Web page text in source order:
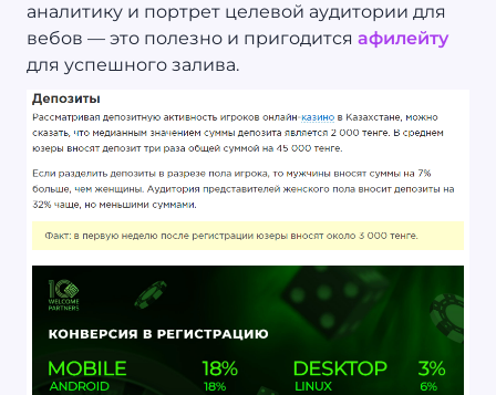
аналитику и портрет целевой аудитории для
вебов — это полезно и пригодится афилейту
для успешного залива.